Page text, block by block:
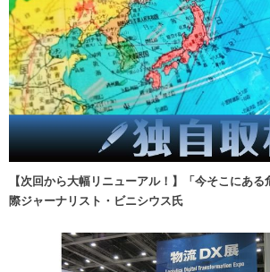
【次回から大幅リニューアル！】「今そこにあ
際ジャーナリスト・ビニシウス氏